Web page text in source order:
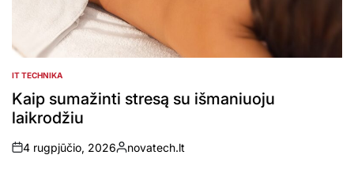
POSTED
IN
IT TECHNIKA
Kaip sumažinti stresą su išmaniuoju
laikrodžiu
on
4 rugpjūčio, 2026
Posted
novatech.lt